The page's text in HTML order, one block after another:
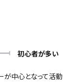
初心者が多い
が中心となって活動